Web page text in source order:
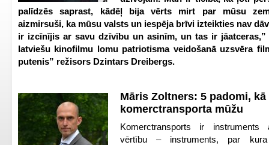
palīdzēs saprast, kādēļ bija vērts mirt par mūsu
aizmirsuši, ka mūsu valsts un iespēja brīvi izteikties nav
ir izcīnījis ar savu dzīvību un asinīm, un tas ir jāatceras,”
latviešu kinofilmu lomu patriotisma veidošanā uzsvēra
putenis” režisors Dzintars Dreibergs.
Māris Zoltners: 5 padomi,
komerctransporta mūžu
Komerctransports ir instruments
vērtību – instruments, par